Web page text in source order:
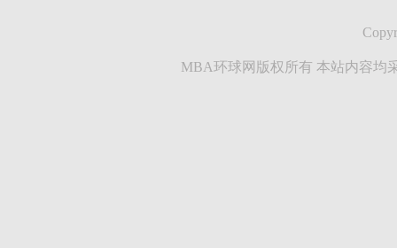
MBA环球网版权所有 本站内容均